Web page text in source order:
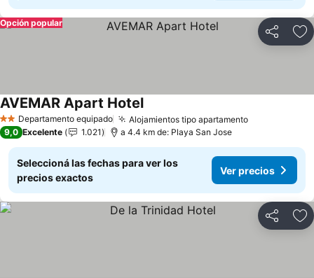
Compartir
Opción popular
2 EstrellasDepartamento equipado Alojamientos tipo apartamento
AVEMAR Apart Hotel
9,0 Excelente 1.021 a 4.4 km de: Playa San Jose
Seleccioná las fechas para ver los
precios exactos
Ver precios
Compartir